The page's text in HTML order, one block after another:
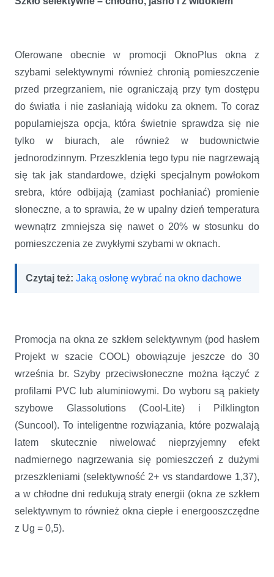
Oferowane obecnie w promocji OknoPlus okna z
szybami selektywnymi również chronią pomieszczenie
przed przegrzaniem, nie ograniczają przy tym dostępu
do światła i nie zasłaniają widoku za oknem. To coraz
popularniejsza opcja, która świetnie sprawdza się nie
tylko w biurach, ale również w budownictwie
jednorodzinnym. Przeszklenia tego typu nie nagrzewają
się tak jak standardowe, dzięki specjalnym powłokom
srebra, które odbijają (zamiast pochłaniać) promienie
słoneczne, a to sprawia, że w upalny dzień temperatura
wewnątrz zmniejsza się nawet o 20% w stosunku do
pomieszczenia ze zwykłymi szybami w oknach.
Czytaj też: Jaką osłonę wybrać na okno dachowe
Promocja na okna ze szkłem selektywnym (pod hasłem
Projekt w szacie COOL) obowiązuje jeszcze do 30
września br. Szyby przeciwsłoneczne można łączyć z
profilami PVC lub aluminiowymi. Do wyboru są pakiety
szybowe Glassolutions (Cool-Lite) i Pilklington
(Suncool). To inteligentne rozwiązania, które pozwalają
latem skutecznie niwelować nieprzyjemny efekt
nadmiernego nagrzewania się pomieszczeń z dużymi
przeszkleniami (selektywność 2+ vs standardowe 1,37),
a w chłodne dni redukują straty energii (okna ze szkłem
selektywnym to również okna ciepłe i energooszczędne
z Ug = 0,5).